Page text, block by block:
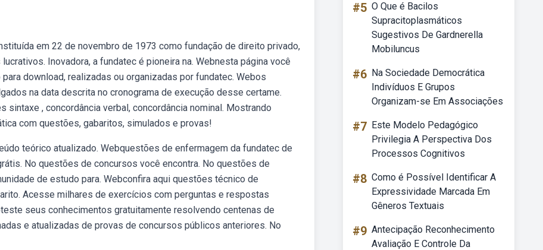
em 22 de novembro de 1973 como fundação de direito privado,
Inovadora, a fundatec é pioneira na. Webnesta página você
download, realizadas ou organizadas por fundatec. Webos
na data descrita no cronograma de execução desse certame.
sintaxe , concordância verbal, concordância nominal. Mostrando
com questões, gabaritos, simulados e provas!
teórico atualizado. Webquestões de enfermagem da fundatec de
No questões de concursos você encontra. No questões de
de estudo para. Webconfira aqui questões técnico de
Acesse milhares de exercícios com perguntas e respostas
seus conhecimentos gratuitamente resolvendo centenas de
e atualizadas de provas de concursos públicos anteriores. No
#5 O Que é Bacilos
Supracitoplasmáticos
Sugestivos De Gardnerella
Mobiluncus
#6 Na Sociedade Democrática
Indivíduos E Grupos
Organizam-se Em Associações
#7 Este Modelo Pedagógico
Privilegia A Perspectiva Dos
Processos Cognitivos
#8 Como é Possível Identificar A
Expressividade Marcada Em
Gêneros Textuais
#9 Antecipação Reconhecimento
Avaliação E Controle Da